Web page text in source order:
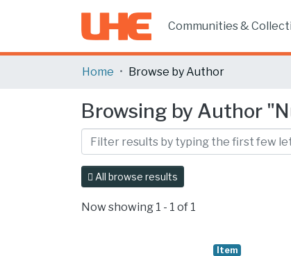
Communities &
Home Browse by Author
Browsing by Author
All browse results
Now showing 1 - 1 of 1
Item